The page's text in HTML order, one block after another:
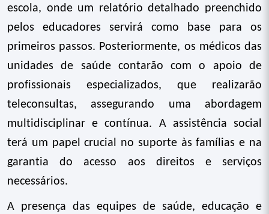
escola, onde um relatório detalhado preenchido
pelos educadores servirá como base para os
primeiros passos. Posteriormente, os médicos das
unidades de saúde contarão com o apoio de
profissionais especializados, que realizarão
teleconsultas, assegurando uma abordagem
multidisciplinar e contínua. A assistência social
terá um papel crucial no suporte às famílias e na
garantia do acesso aos direitos e serviços
necessários.
A presença das equipes de saúde, educação e